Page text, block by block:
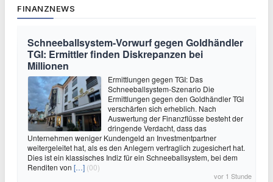
FINANZNEWS
Schneeballsystem-Vorwurf gegen Goldhändler
TGI: Ermittler finden Diskrepanzen bei
Millionen
Ermittlungen gegen TGI: Das
Schneeballsystem-Szenario Die
Ermittlungen gegen den Goldhändler TGI
verschärfen sich erheblich. Nach
Auswertung der Finanzflüsse besteht der
dringende Verdacht, dass das
Unternehmen weniger Kundengeld an Investmentpartner
weitergeleitet hat, als es den Anlegern vertraglich zugesichert hat.
Dies ist ein klassisches Indiz für ein Schneeballsystem, bei dem
Renditen von […] (00)
vor 1 Stunde